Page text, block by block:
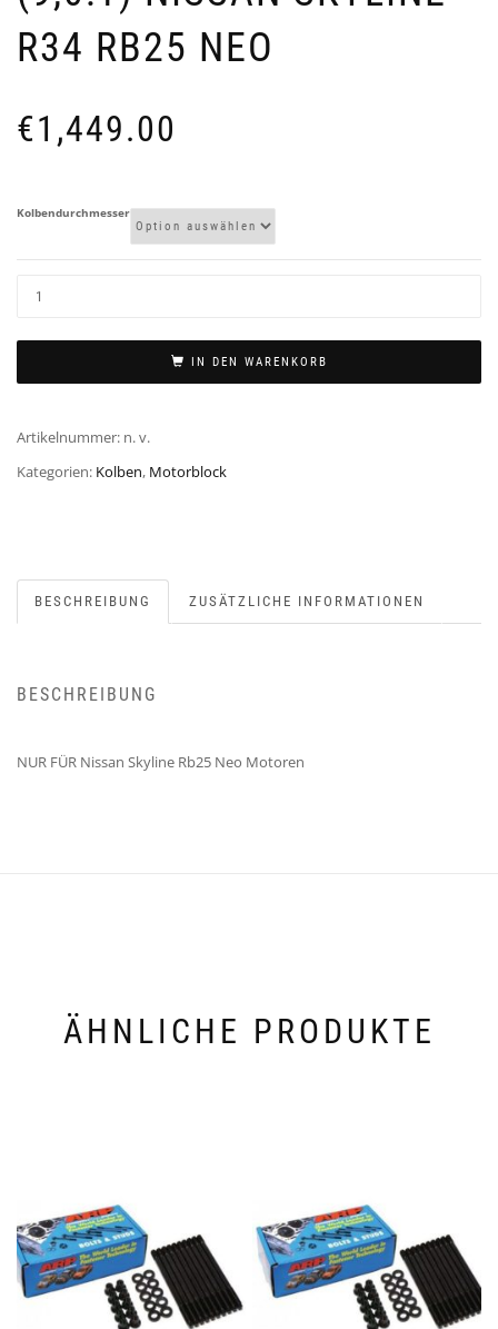
R34 RB25 NEO
€1,449.00
Kolbendurchmesser
IN DEN WARENKORB
Artikelnummer: n. v.
Kategorien: Kolben, Motorblock
BESCHREIBUNG ZUSÄTZLICHE INFORMATIONEN
BESCHREIBUNG
NUR FÜR Nissan Skyline Rb25 Neo Motoren
ÄHNLICHE PRODUKTE